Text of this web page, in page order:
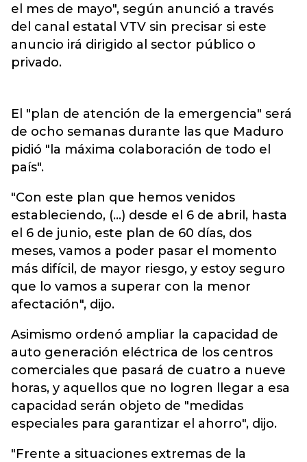
el mes de mayo", según anunció a través
del canal estatal VTV sin precisar si este
anuncio irá dirigido al sector público o
privado.
El "plan de atención de la emergencia" será
de ocho semanas durante las que Maduro
pidió "la máxima colaboración de todo el
país".
"Con este plan que hemos venidos
estableciendo, (...) desde el 6 de abril, hasta
el 6 de junio, este plan de 60 días, dos
meses, vamos a poder pasar el momento
más difícil, de mayor riesgo, y estoy seguro
que lo vamos a superar con la menor
afectación", dijo.
Asimismo ordenó ampliar la capacidad de
auto generación eléctrica de los centros
comerciales que pasará de cuatro a nueve
horas, y aquellos que no logren llegar a esa
capacidad serán objeto de "medidas
especiales para garantizar el ahorro", dijo.
"Frente a situaciones extremas de la